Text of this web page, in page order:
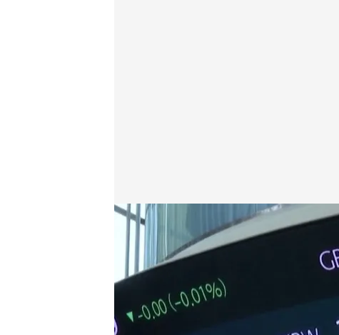
Los riesgos de la apuesta tan fuerte por la Inteligencia
Redacción digital Noticias Cuatro
09 AGO 2024 - 20:34h.
La Inteligencia Artificial ha
pinchazo de la burbuja